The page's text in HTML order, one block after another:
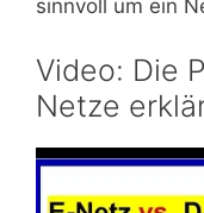
sinnvoll um ein
Video: Die
Netze